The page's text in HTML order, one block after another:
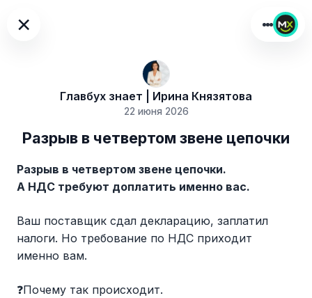
×
Главбух знает | Ирина Князятова
22 июня 2026
Разрыв в четвертом звене цепочки
Разрыв в четвертом звене цепочки.
А НДС требуют доплатить именно вас.
Ваш поставщик сдал декларацию, заплатил
налоги. Но требование по НДС приходит
именно вам.
❓Почему так происходит.